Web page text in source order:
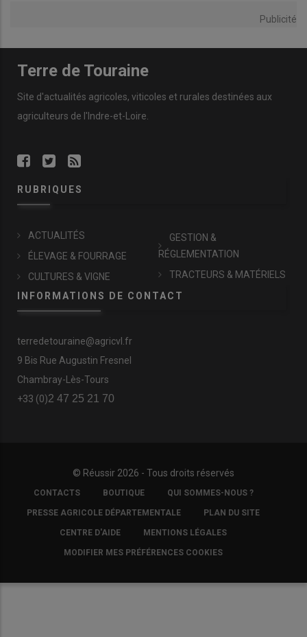
Publicité
Terre de Touraine
Site d'actualités agricoles, viticoles et rurales destinées aux
agriculteurs de l'Indre-et-Loire.
RUBRIQUES
ACTUALITÉS
ÉLEVAGE & FOURRAGE
CULTURES & VIGNE
GESTION &
RÉGLEMENTATION
TRACTEURS & MATÉRIELS
INFORMATIONS DE CONTACT
terredetouraine@agricvl.fr
9 Bis Rue Augustin Fresnel
Chambray-Lès-Tours
+33 (0)2 47 25 21 70
© Réussir 2026 - Tous droits réservés
FOOTER
COPYRIGHT
CONTACTS BOUTIQUE QUI SOMMES-NOUS ?
PRESSE AGRICOLE DÉPARTEMENTALE PLAN DU SITE
CENTRE D'AIDE MENTIONS LÉGALES
MODIFIER MES PRÉFÉRENCES COOKIES